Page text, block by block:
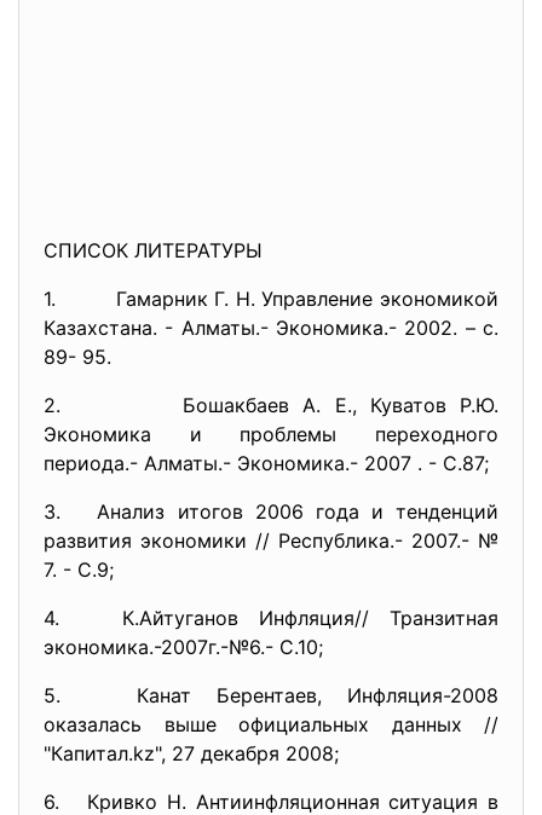
СПИСОК ЛИТЕРАТУРЫ
1. Гамарник Г. Н. Управление экономикой
Казахстана. - Алматы.- Экономика.- 2002. – с.
89- 95.
2. Бошакбаев А. Е., Куватов Р.Ю.
Экономика и проблемы переходного
периода.- Алматы.- Экономика.- 2007 . - С.87;
3. Анализ итогов 2006 года и тенденций
развития экономики // Республика.- 2007.- №
7. - С.9;
4. К.Айтуганов Инфляция// Транзитная
экономика.-2007г.-№6.- С.10;
5. Канат Берентаев, Инфляция-2008
оказалась выше официальных данных //
"Капитал.kz", 27 декабря 2008;
6. Кривко Н. Антиинфляционная ситуация в